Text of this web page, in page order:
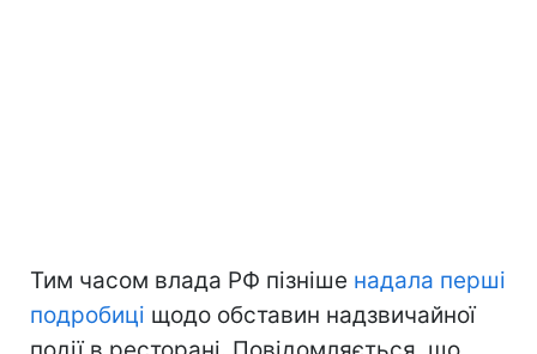
Тим часом влада РФ пізніше надала перші
подробиці щодо обставин надзвичайної